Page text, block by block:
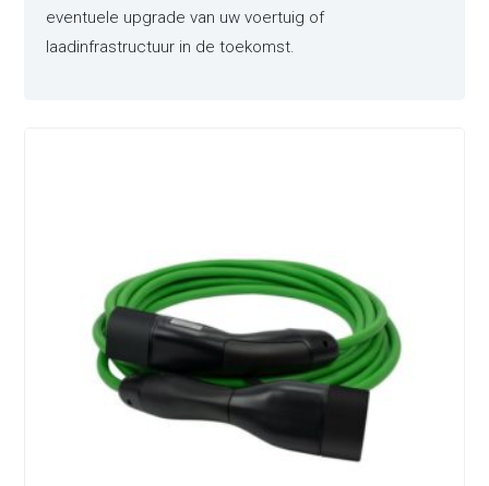
eventuele upgrade van uw voertuig of
laadinfrastructuur in de toekomst.